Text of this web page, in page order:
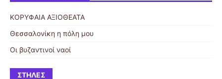
ΚΟΡΥΦΑΙΑ ΑΞΙΟΘΕΑΤΑ
Θεσσαλονίκη η πόλη μου
Οι βυζαντινοί ναοί
ΣΤΉΛΕΣ